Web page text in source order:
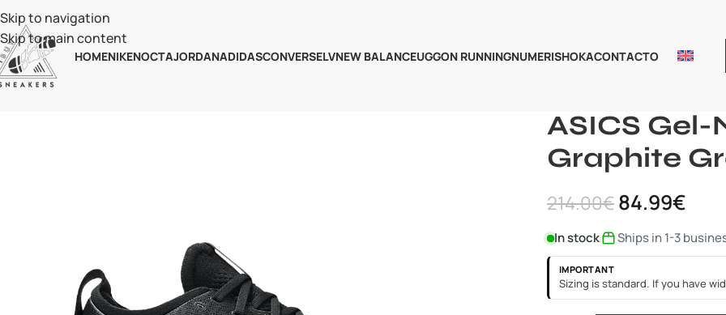
Skip to navigation
Skip to main content
HOMENIKENOCTAJORDANADIDASCONVERSELVNEW BALANCEUGGON RUNNINGNUMERISHOKACONTACTO
ASICS
Graphite
214.00€84.99€
In stock Ships in 1-3
IMPORTANT
Sizing is standard. If you have